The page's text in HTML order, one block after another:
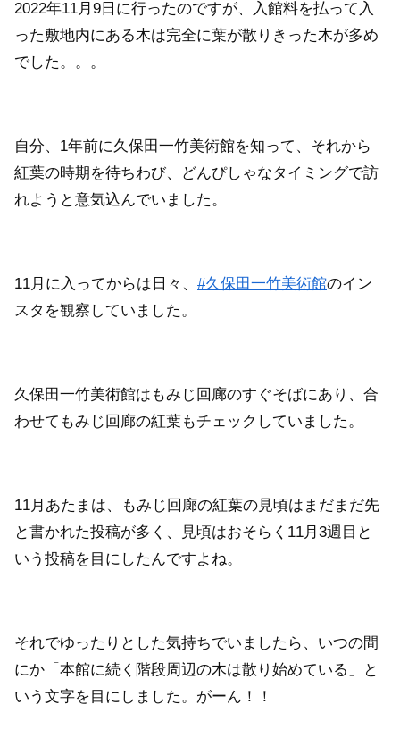
2022年11月9日に行ったのですが、入館料を払って入
った敷地内にある木は完全に葉が散りきった木が多め
でした。。。
自分、1年前に久保田一竹美術館を知って、それから
紅葉の時期を待ちわび、どんぴしゃなタイミングで訪
れようと意気込んでいました。
11月に入ってからは日々、 #久保田一竹美術館のイン
スタを観察していました。
久保田一竹美術館はもみじ回廊のすぐそばにあり、合
わせてもみじ回廊の紅葉もチェックしていました。
11月あたまは、もみじ回廊の紅葉の見頃はまだまだ先
と書かれた投稿が多く、見頃はおそらく11月3週目と
いう投稿を目にしたんですよね。
それでゆったりとした気持ちでいましたら、いつの間
にか「本館に続く階段周辺の木は散り始めている」と
いう文字を目にしました。がーん！！